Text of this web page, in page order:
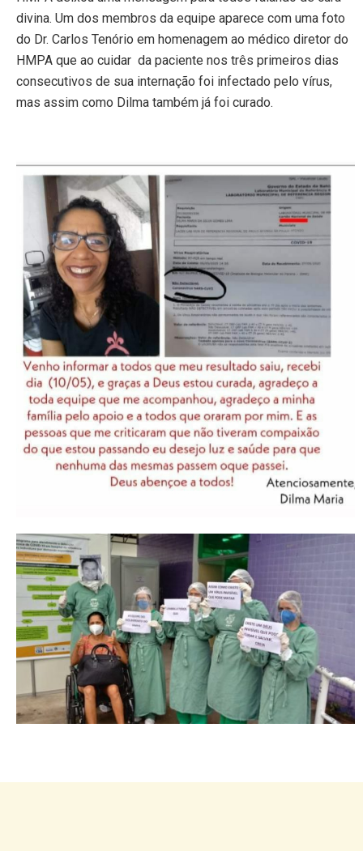
divina. Um dos membros da equipe aparece com uma foto
do Dr. Carlos Tenório em homenagem ao médico diretor do
HMPA que ao cuidar da paciente nos três primeiros dias
consecutivos de sua internação foi infectado pelo vírus,
mas assim como Dilma também já foi curado.